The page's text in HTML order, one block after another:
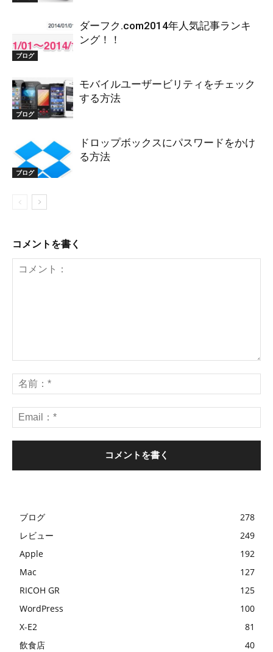
ブログ
ダーフク.com2014年人気記事ランキ
ング！！
ブログ
モバイルユーザービリティをチェック
する方法
ブログ
ドロップボックスにパスワードをかけ
る方法
コメントを書く
ブログ
278
レビュー
249
Apple
192
Mac
127
RICOH GR
125
WordPress
100
X-E2
81
飲食店
40